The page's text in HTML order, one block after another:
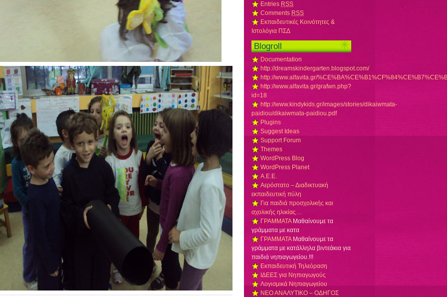
Entries RSS
Comments RSS
Εκπαιδευτικές Κοινότητες &
Ιστολόγια ΠΣΔ
Blogroll
Documentation
http://dreamskindergarten.blogspot.com/
http://www.alfavita.gr/
http://www.alfavita.gr/grafwn.php?
id=18
http://www.kindykids.gr/images/stories/dikaiwmata-
paidiou/dikaiwmata-paidiou.pdf
Plugins
Suggest Ideas
Support Forum
Themes
WordPress Blog
WordPress Planet
Α.Ε.Ε.
Αερόστατο – Διαδικτυακή
εκπαιδευτική πύλη
Για παιδιά προσχολικής και
σχολικής ηλικίας…
ΓΡΑΜΜΑΤΑΜαθαίνουμε τα
γράμματα με κατα
ΓΡΑΜΜΑΤΑΜαθαίνουμε τα
γράμματα με κατάλληλα βιντεάκια για
παιδιά νηπιαγωγείου.!!!
Εκπαιδευτική Τηλεόραση
ΙΔΕΕΣ για Νηπιαγωγούς
Λογισμικά Νηπιαγωγείου
ΝΕΟ ΑΝΑΛΥΤΙΚΟ – ΟΔΗΓΟΣ